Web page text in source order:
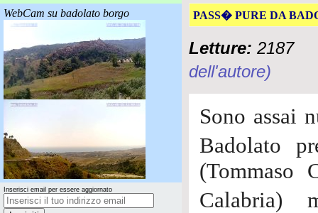
WebCam su badolato borgo
Inserisci email per essere aggiornato
PASS� PURE DA
Letture: 2187
dell'autore)
Sono assai
Badolato
Calabria)